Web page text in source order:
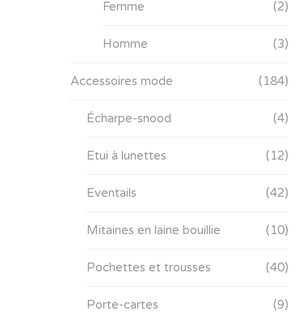
Femme (2)
Homme (3)
Accessoires mode (184)
Écharpe-snood (4)
Etui à lunettes (12)
Eventails (42)
Mitaines en laine bouillie (10)
Pochettes et trousses (40)
Porte-cartes (9)